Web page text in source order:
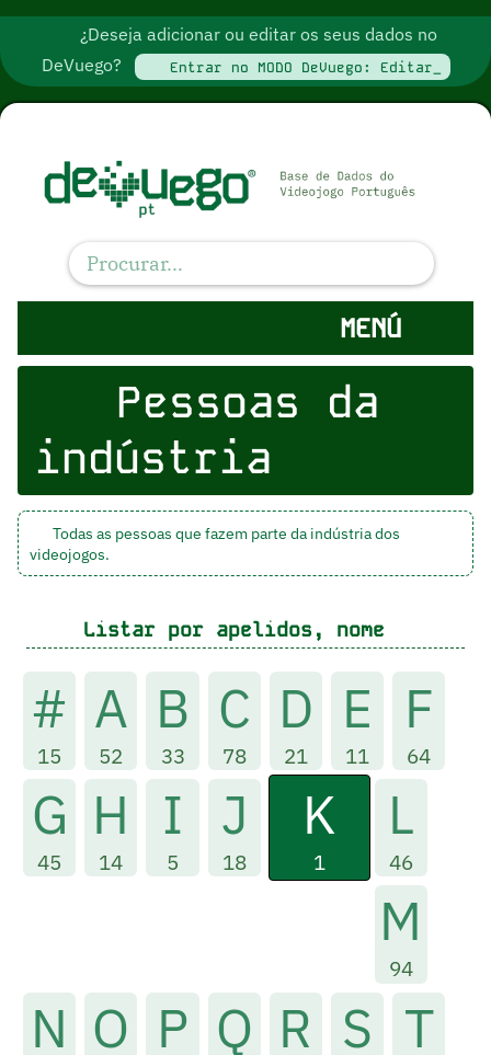
¿Deseja adicionar ou editar os seus dados no
DeVuego?
Entrar no MODO DeVuego: Editar_
MENÚ
Pessoas da
indústria
Todas as pessoas que fazem parte da indústria dos
videojogos.
Listar por apelidos, nome
#
15
A
52
B
33
C
78
D
21
E
11
F
64
G
45
H
14
I
5
J
18
K
1
L
46
M
94
N O P Q R S T